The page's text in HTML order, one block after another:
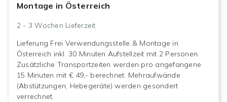
Montage in Österreich
2 - 3 Wochen Lieferzeit
Lieferung Frei Verwendungsstelle & Montage in
Österreich inkl. 30 Minuten Aufstellzeit mit 2 Personen.
Zusätzliche Transportzeiten werden pro angefangene
15 Minuten mit € 49,- berechnet. Mehraufwände
(Abstützungen, Hebegeräte) werden gesondert
verrechnet.